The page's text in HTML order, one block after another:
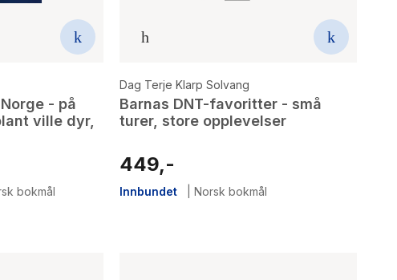
- på
ville dyr,
bokmål
Dag Terje Klarp Solvang
Barnas DNT-favoritter - små
turer, store opplevelser
449,-
Innbundet Norsk bokmål